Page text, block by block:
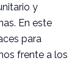
y
En este
para
frente a los